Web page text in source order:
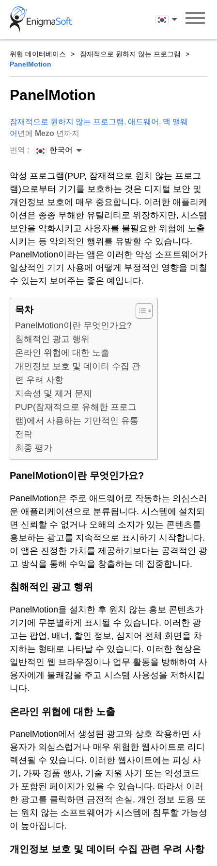
Skip
content
한국어
위협 데이터베이스
잠재적으로 원하지 않는 프로그램
PanelMotion
PanelMotion
잠재적으로 원하지 않는 프로그램, 애드웨어 , 맥 맬웨
어 년에 Mezo 년까지
번역 :
한국어
악성 프로그램(PUP, 잠재적으로 원치 않는 프로그
램)으로부터 기기를 보호하는 것은 디지털 보안 및
개인정보 보호에 매우 중요합니다. 이러한 애플리케
이션은 종종 무해한 유틸리티로 위장하지만, 시스템
보안을 약화시키고 사용자를 불필요한 위험에 노출
시키는 등 악의적인 행위를 유발할 수 있습니다.
PanelMotion이라는 앱은 이러한 악성 소프트웨어가
일상적인 기기 사용에 어떻게 부정적인 영향을 미칠
수 있는지 보여주는 좋은 예입니다.
목차
PanelMotion이란 무엇인가요?
침해적인 광고 행위
온라인 위협에 대한 노출
개인정보 보호 및 데이터 수집 관
련 우려 사항
지속성 및 제거 문제
PUP(잠재적으로 유해한 프로그
램)에서 사용하는 기만적인 유통
전략
최종 평가
PanelMotion이란 무엇인가요?
PanelMotion은 주로 애드웨어로 작동하는 의심스러
운 애플리케이션으로 분류됩니다. 시스템에 설치되
면 신뢰할 수 없거나 오해의 소지가 있는 콘텐츠를
홍보하는 광고를 지속적으로 표시하기 시작합니다.
이 앱은 진정한 가치를 제공하기보다는 공격적인 광
고 방식을 통해 수익을 창출하는 데 집중합니다.
침해적인 광고 행위
PanelMotion을 설치한 후 원치 않는 홍보 콘텐츠가
기기에 무분별하게 표시될 수 있습니다. 이러한 광
고는 팝업, 배너, 할인 정보, 심지어 전체 화면을 차
지하는 형태로 나타날 수 있습니다. 이러한 현상은
일반적인 웹 브라우징이나 업무 활동을 방해하여 사
용자에게 불쾌감을 주고 시스템 사용성을 저하시킵
니다.
온라인 위협에 대한 노출
PanelMotion에서 생성된 광고와 상호 작용하면 사
용자가 의심스럽거나 매우 위험한 웹사이트로 리디
렉션될 수 있습니다. 이러한 웹사이트에는 피싱 사
기, 가짜 경품 행사, 기술 지원 사기 또는 악성코드
가 포함된 페이지가 있을 수 있습니다. 따라서 이러
한 광고를 클릭하면 금전적 손실, 개인 정보 도용 또
는 원치 않는 소프트웨어가 시스템에 침투할 가능성
이 높아집니다.
개인정보 보호 및 데이터 수집 관련 우려 사항